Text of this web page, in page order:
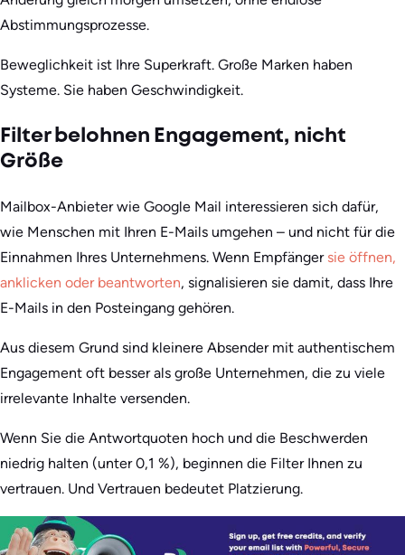
Abstimmungsprozesse.
Beweglichkeit ist Ihre Superkraft. Große Marken haben
Systeme. Sie haben Geschwindigkeit.
Filter belohnen Engagement, nicht
Größe
Mailbox-Anbieter wie Google Mail interessieren sich dafür,
wie Menschen mit Ihren E-Mails umgehen – und nicht für die
Einnahmen Ihres Unternehmens. Wenn Empfänger sie öffnen,
anklicken oder beantworten, signalisieren sie damit, dass Ihre
E-Mails in den Posteingang gehören.
Aus diesem Grund sind kleinere Absender mit authentischem
Engagement oft besser als große Unternehmen, die zu viele
irrelevante Inhalte versenden.
Wenn Sie die Antwortquoten hoch und die Beschwerden
niedrig halten (unter 0,1 %), beginnen die Filter Ihnen zu
vertrauen. Und Vertrauen bedeutet Platzierung.